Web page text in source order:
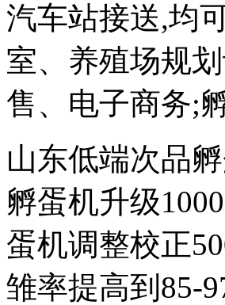
汽车站接送,均
室、养殖场规
售、电子商务;
山东低端次品
孵蛋机升级
蛋机调整校正
雏率提高到85-